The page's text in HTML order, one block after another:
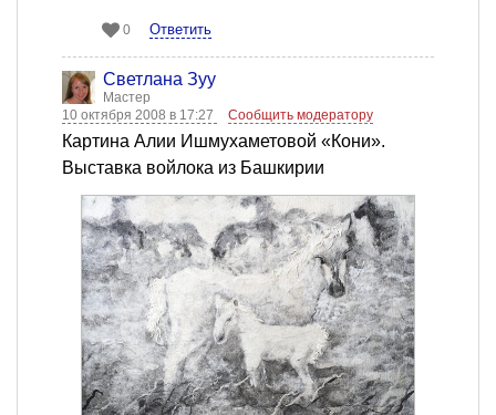
0 Ответить
Светлана Зуу
Мастер
10 октября 2008 в 17:27
Сообщить модератору
Картина Алии Ишмухаметовой «Кони».
Выставка войлока из Башкирии